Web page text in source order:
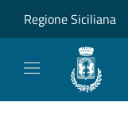
Regione Siciliana